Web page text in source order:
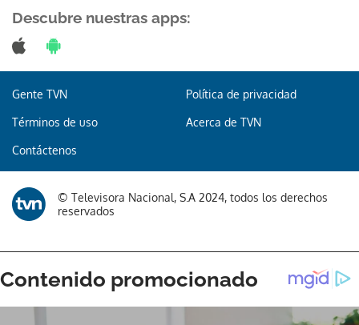
ACEPTAR
Descubre nuestras apps:
Gente TVN Política de privacidad
Términos de uso Acerca de TVN
Contáctenos
© Televisora Nacional, S.A 2024, todos los derechos
reservados